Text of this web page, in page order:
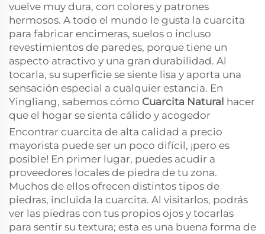
vuelve muy dura, con colores y patrones
hermosos. A todo el mundo le gusta la cuarcita
para fabricar encimeras, suelos o incluso
revestimientos de paredes, porque tiene un
aspecto atractivo y una gran durabilidad. Al
tocarla, su superficie se siente lisa y aporta una
sensación especial a cualquier estancia. En
Yingliang, sabemos cómo Cuarcita Natural hacer
que el hogar se sienta cálido y acogedor
Encontrar cuarcita de alta calidad a precio
mayorista puede ser un poco difícil, ¡pero es
posible! En primer lugar, puedes acudir a
proveedores locales de piedra de tu zona.
Muchos de ellos ofrecen distintos tipos de
piedras, incluida la cuarcita. Al visitarlos, podrás
ver las piedras con tus propios ojos y tocarlas
para sentir su textura; esta es una buena forma de